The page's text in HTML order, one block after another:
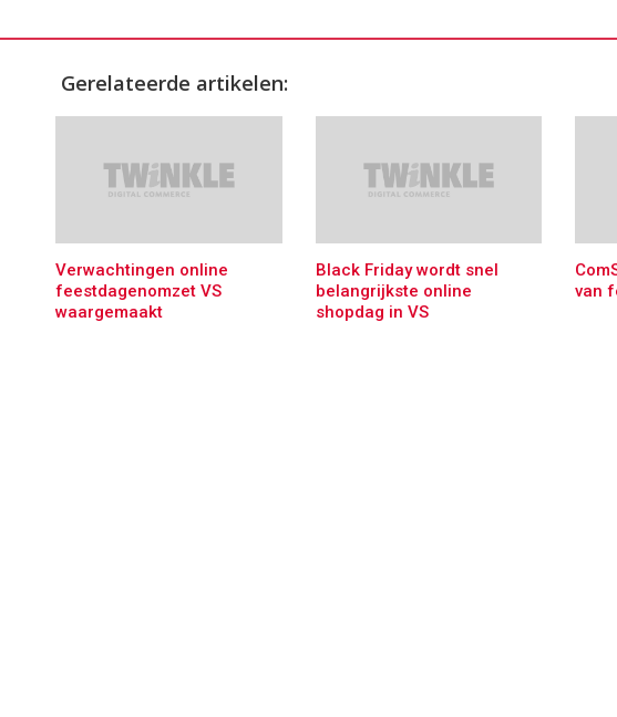
Gerelateerde artikelen:
Verwachtingen online
feestdagenomzet VS
waargemaakt
Black Friday wordt snel
belangrijkste online
shopdag in VS
van